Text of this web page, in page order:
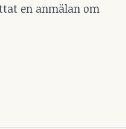
en anmälan om